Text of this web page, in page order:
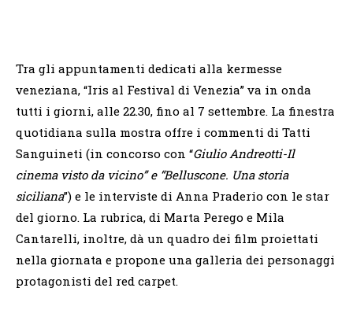
Tra gli appuntamenti dedicati alla kermesse
veneziana, “Iris al Festival di Venezia” va in onda
tutti i giorni, alle 22.30, fino al 7 settembre. La finestra
quotidiana sulla mostra offre i commenti di Tatti
Sanguineti (in concorso con “Giulio Andreotti-Il
cinema visto da vicino” e “Belluscone. Una storia
siciliana”) e le interviste di Anna Praderio con le star
del giorno. La rubrica, di Marta Perego e Mila
Cantarelli, inoltre, dà un quadro dei film proiettati
nella giornata e propone una galleria dei personaggi
protagonisti del red carpet.